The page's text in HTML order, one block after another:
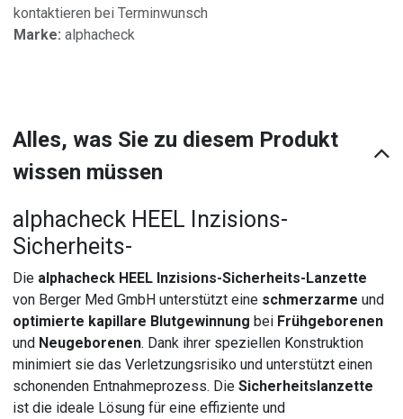
kontaktieren bei Terminwunsch
Marke: alphacheck
Alles, was Sie zu diesem Produkt
wissen müssen
alphacheck HEEL Inzisions-
Sicherheits-
Die alphacheck HEEL Inzisions-Sicherheits-Lanzette
von Berger Med GmbH unterstützt eine schmerzarme und
optimierte kapillare Blutgewinnung bei Frühgeborenen
und Neugeborenen. Dank ihrer speziellen Konstruktion
minimiert sie das Verletzungsrisiko und unterstützt einen
schonenden Entnahmeprozess. DieSicherheitslanzette
ist die ideale Lösung für eine effiziente und